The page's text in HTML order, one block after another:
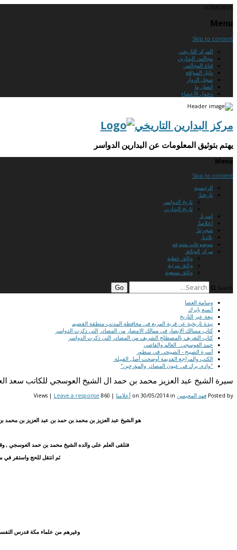
07/08/2026
Menu
Skip to content
المركز التاريخي
مجالس البدارين
قناة المجالس
دليل المواقع
سجل الزوار
اتصل بنا
دخول الأعضاء
مركز البدارين التاريخي
يهتم بتوثيق المعلومات عن البدارين الدواسر
Menu
Skip to content
الرئيسية
تاريخنا.
تاريخ الدواسر
تاريخ البدارين
اسرنا.
اعلامنا.
شجرتنا.
بلادنا.
موضوعات متنوعه
مركز الوثائق
وثائق خطية
وثائق مرئية
وثائق سمعية
Search
وسامة العصا
أتسع يابرك
نبعة عبر التاريخ
نبذة تاريخية عن قرية المربع في محافظة المذنب منطقة القصيم
كتاب مسالك الابصار في ممالك الامصار من المصادر التي ذكرت الدواسر
كتاب التعريف بالمصطلح الشريف من المصادر التي ذكرت الدواسر
حمد العوسجي.. العالم والقاضي
أسرة الصبيح - الصبيحي في سطور
الكتب والمراجع القديمة أوضحت أصل القبيلة
"وادي برك في عيون المصادر والمؤرخين"
سيرة الشيخ عبد العزيز محمد بن حمد ال الشيخ العوسجي للكاتب سعد
Posted by فهد المحيسن 30/05/2014 in أعلامنا | 860 Views |
Leave a response
هو الشيخ عبد العزيز بن محمد بن حمد بن عبد العزيز بن محمد
فتلقى العلم على والده الشيخ محمد بن حمد العوسجي ,
ثم انتقل للحج واستقر في
وغيرهم من علماء مكة فدرس